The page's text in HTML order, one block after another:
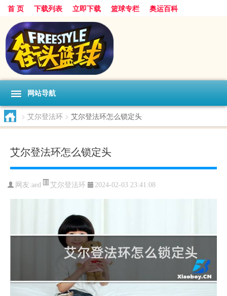
首 页 下载列表 立即下载 篮球专栏 奥运百科
网站导航
> 艾尔登法环 > 艾尔登法环怎么锁定头
艾尔登法环怎么锁定头
网友:aed 艾尔登法环 2024-02-03 23:41:08